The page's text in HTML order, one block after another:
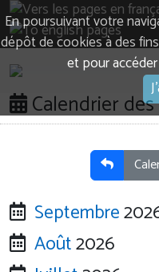
En poursuivant votre
dépôt de cookies à des
et pour
Calendrier des
Septembre
Août2026